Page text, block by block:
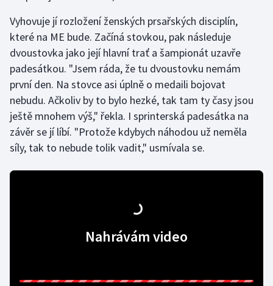
Vyhovuje jí rozložení ženských prsařských disciplín,
které na ME bude. Začíná stovkou, pak následuje
dvoustovka jako její hlavní trať a šampionát uzavře
padesátkou. "Jsem ráda, že tu dvoustovku nemám
první den. Na stovce asi úplně o medaili bojovat
nebudu. Ačkoliv by to bylo hezké, tak tam ty časy jsou
ještě mnohem výš," řekla. I sprinterská padesátka na
závěr se jí líbí. "Protože kdybych náhodou už neměla
síly, tak to nebude tolik vadit," usmívala se.
Nahrávám video